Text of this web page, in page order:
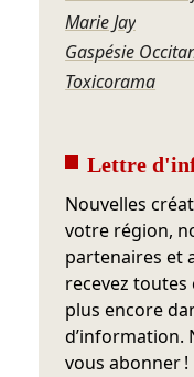
Marie Jay
Gaspésie
Toxicorama
Lettre
Nouvelles
votre région,
partenaires et
recevez toutes
plus encore
d’information.
vous abonner !